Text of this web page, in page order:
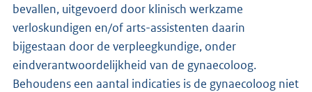
bevallen, uitgevoerd door klinisch werkzame
verloskundigen en/of arts-assistenten daarin
bijgestaan door de verpleegkundige, onder
eindverantwoordelijkheid van de gynaecoloog.
Behoudens een aantal indicaties is de gynaecoloog niet